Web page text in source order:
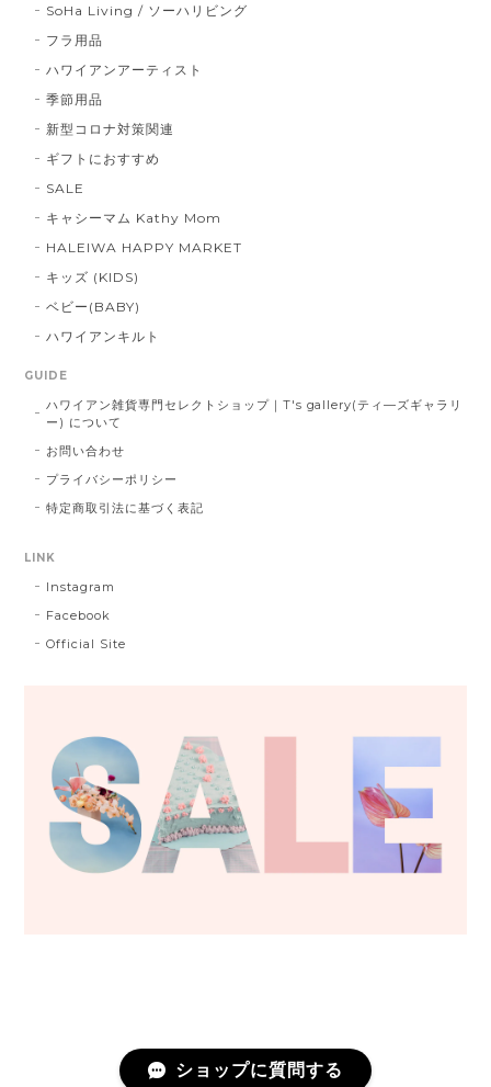
SoHa Living / ソーハリビング
フラ用品
ハワイアンアーティスト
季節用品
新型コロナ対策関連
ギフトにおすすめ
SALE
キャシーマム Kathy Mom
HALEIWA HAPPY MARKET
キッズ (KIDS)
ベビー(BABY)
ハワイアンキルト
GUIDE
ハワイアン雑貨専門セレクトショップ｜T's gallery(ティ―ズギャラリ
ー) について
お問い合わせ
プライバシーポリシー
特定商取引法に基づく表記
LINK
Instagram
Facebook
Official Site
ショップに質問する